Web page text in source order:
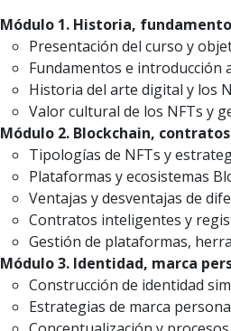
Módulo 1. Historia,
Presentación del curso y
Fundamentos e introducción
Historia del arte digital y los
Valor cultural de los NFTs y
Módulo 2. Blockchain,
Tipologías de NFTs y
Plataformas y ecosistemas
Ventajas y desventajas de
Contratos inteligentes y
Gestión de plataformas,
Módulo 3. Identidad, marca
Construcción de identidad
Estrategias de marca